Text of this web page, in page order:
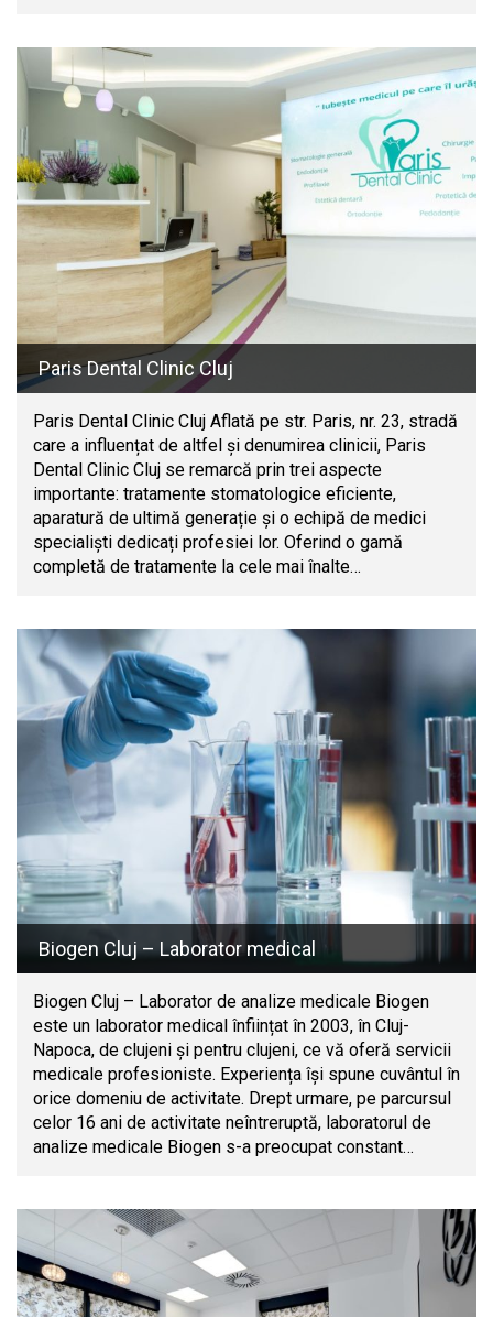
Paris Dental Clinic Cluj
Paris Dental Clinic Cluj Aflată pe str. Paris, nr. 23, stradă
care a influențat de altfel și denumirea clinicii, Paris
Dental Clinic Cluj se remarcă prin trei aspecte
importante: tratamente stomatologice eficiente,
aparatură de ultimă generație și o echipă de medici
specialiști dedicați profesiei lor. Oferind o gamă
completă de tratamente la cele mai înalte…
Biogen Cluj – Laborator medical
Biogen Cluj – Laborator de analize medicale Biogen
este un laborator medical înființat în 2003, în Cluj-
Napoca, de clujeni și pentru clujeni, ce vă oferă servicii
medicale profesioniste. Experiența își spune cuvântul în
orice domeniu de activitate. Drept urmare, pe parcursul
celor 16 ani de activitate neîntreruptă, laboratorul de
analize medicale Biogen s-a preocupat constant…